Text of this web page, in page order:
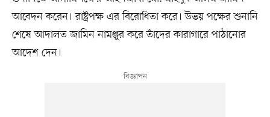
আবেদন করেন। রাষ্ট্রপক্ষ এর বিরোধিতা করে। উভয় পক্ষের শুনানি
শেষে আদালত জামিন নামঞ্জুর করে তাঁদের কারাগারে পাঠানোর
আদেশ দেন।